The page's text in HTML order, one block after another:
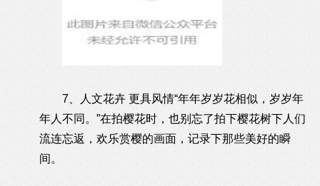
7、人文花卉 更具风情“年年岁岁花相似，岁岁年
年人不同。”在拍樱花时，也别忘了拍下樱花树下人们
流连忘返，欢乐赏樱的画面，记录下那些美好的瞬
间。